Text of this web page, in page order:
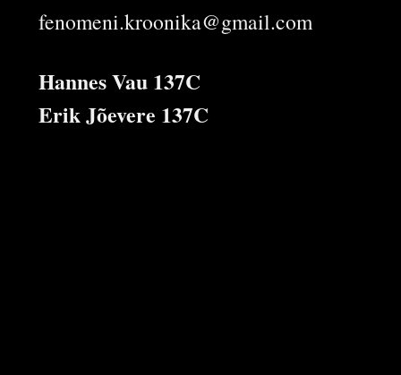
fenomeni.kroonika@gmail.com
Hannes Vau 137C
Erik Jõevere 137C